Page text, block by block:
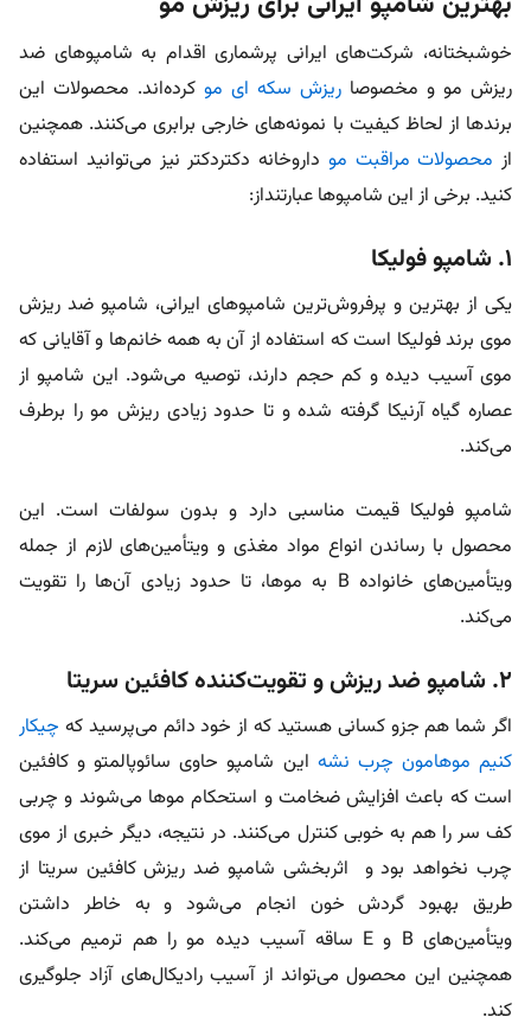
خوشبختانه، شرکت‌های ایرانی پرشماری اقدام به شامپوهای ضد
ریزش مو و مخصوصا ریزش سکه ای مو کرده‌اند. محصولات این
برندها از لحاظ کیفیت با نمونه‌های خارجی برابری می‌کنند. همچنین
از محصولات مراقبت مو داروخانه دکتردکتر نیز می‌توانید استفاده
کنید. برخی از این شامپوها عبارتنداز:
۱. شامپو فولیکا
یکی از بهترین و پرفروش‌ترین شامپو‌های ایرانی، شامپو ضد ریزش
موی برند فولیکا است که استفاده از آن به همه خانم‌ها و آقایانی که
موی آسیب دیده و کم حجم دارند، توصیه می‌شود. این شامپو از
عصاره گیاه آرنیکا گرفته شده و تا حدود زیادی ریزش مو را برطرف
می‌کند.
شامپو فولیکا قیمت مناسبی دارد و بدون سولفات است. این
محصول با رساندن انواع مواد مغذی و ویتأمین‌های لازم از جمله
ویتأمین‌های خانواده B به مو‌ها، تا حدود زیادی آن‌ها را تقویت
می‌کند.
۲. شامپو ضد ریزش و تقویت‌کننده کافئین سریتا
اگر شما هم جزو کسانی هستید که از خود دائم می‌پرسید که چیکار
کنیم موهامون چرب نشه این شامپو حاوی سائوپالمتو و کافئین
است که باعث افزایش ضخامت و استحکام مو‌ها می‌شوند و چربی
کف سر را هم به خوبی کنترل می‌کنند. در نتیجه، دیگر خبری از موی
چرب نخواهد بود و اثربخشی شامپو ضد ریزش کافئین سریتا از
طریق بهبود گردش خون انجام می‌شود و به خاطر داشتن
ویتأمین‌های B و E ساقه آسیب دیده مو را هم ترمیم می‌کند.
همچنین این محصول می‌تواند از آسیب رادیکال‌های آزاد جلوگیری
کند.